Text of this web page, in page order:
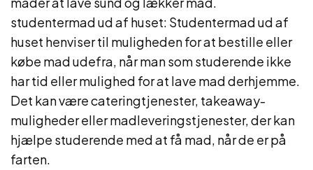
studentermad ud af huset: Studentermad ud af
huset henviser til muligheden for at bestille eller
købe mad udefra, når man som studerende ikke
har tid eller mulighed for at lave mad derhjemme.
Det kan være cateringtjenester, takeaway-
muligheder eller madleveringstjenester, der kan
hjælpe studerende med at få mad, når de er på
farten.